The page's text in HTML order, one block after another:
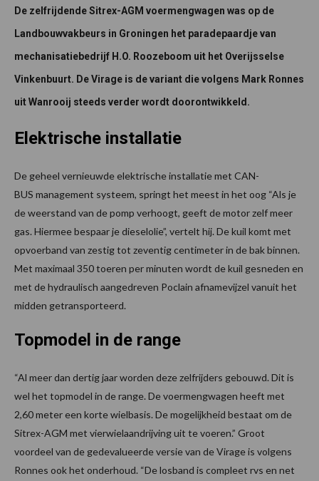
De zelfrijdende Sitrex-AGM voermengwagen was op de
Landbouwvakbeurs in Groningen het paradepaardje van
mechanisatiebedrijf H.O. Roozeboom uit het Overijsselse
Vinkenbuurt. De Virage is de variant die volgens Mark Ronnes
uit Wanrooij steeds verder wordt doorontwikkeld.
Elektrische installatie
De geheel vernieuwde elektrische installatie met CAN-
BUS management systeem, springt het meest in het oog “Als je
de weerstand van de pomp verhoogt, geeft de motor zelf meer
gas. Hiermee bespaar je dieselolie”, vertelt hij. De kuil komt met
opvoerband van zestig tot zeventig centimeter in de bak binnen.
Met maximaal 350 toeren per minuten wordt de kuil gesneden en
met de hydraulisch aangedreven Poclain afnamevijzel vanuit het
midden getransporteerd.
Topmodel in de range
“Al meer dan dertig jaar worden deze zelfrijders gebouwd. Dit is
wel het topmodel in de range. De voermengwagen heeft met
2,60 meter een korte wielbasis. De mogelijkheid bestaat om de
Sitrex-AGM met vierwielaandrijving uit te voeren.” Groot
voordeel van de gedevalueerde versie van de Virage is volgens
Ronnes ook het onderhoud. “De losband is compleet rvs en net